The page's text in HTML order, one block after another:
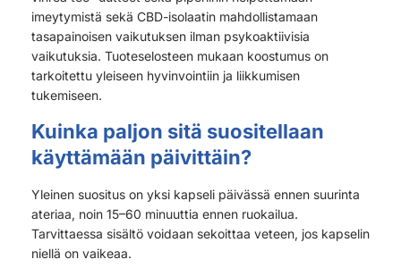
imeytymistä sekä CBD-isolaatin mahdollistamaan
tasapainoisen vaikutuksen ilman psykoaktiivisia
vaikutuksia. Tuoteselosteen mukaan koostumus on
tarkoitettu yleiseen hyvinvointiin ja liikkumisen
tukemiseen.
Kuinka paljon sitä suositellaan
käyttämään päivittäin?
Yleinen suositus on yksi kapseli päivässä ennen suurinta
ateriaa, noin 15–60 minuuttia ennen ruokailua.
Tarvittaessa sisältö voidaan sekoittaa veteen, jos kapselin
niellä on vaikeaa.